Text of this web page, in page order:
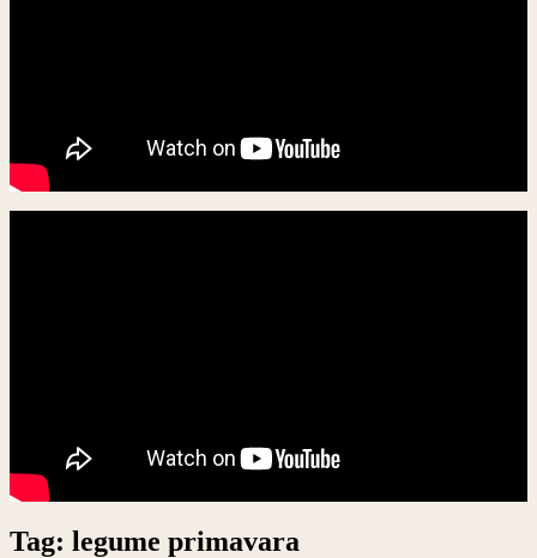
Tag: legume primavara